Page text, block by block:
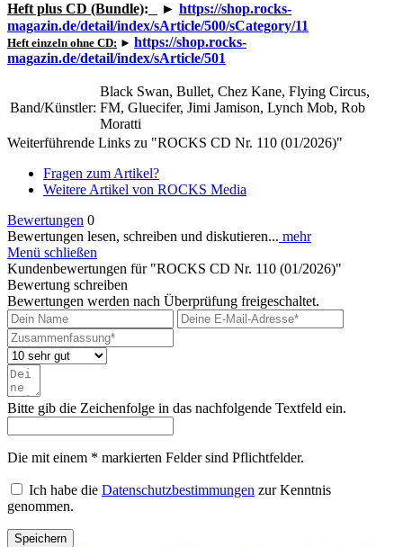
Heft plus CD (Bundle): ► https://shop.rocks-
magazin.de/detail/index/sArticle/500/sCategory/11
Heft einzeln ohne CD: ► https://shop.rocks-
magazin.de/detail/index/sArticle/501
Band/Künstler:
Black Swan, Bullet, Chez Kane, Flying Circus,
FM, Gluecifer, Jimi Jamison, Lynch Mob, Rob
Moratti
Weiterführende Links zu "ROCKS CD Nr. 110 (01/2026)"
Fragen zum Artikel?
Weitere Artikel von ROCKS Media
Bewertungen 0
Bewertungen lesen, schreiben und diskutieren... mehr
Menü schließen
Kundenbewertungen für "ROCKS CD Nr. 110 (01/2026)"
Bewertung schreiben
Bewertungen werden nach Überprüfung freigeschaltet.
Bitte gib die Zeichenfolge in das nachfolgende Textfeld ein.
Die mit einem * markierten Felder sind Pflichtfelder.
Ich habe die Datenschutzbestimmungen zur Kenntnis
genommen.
Speichern